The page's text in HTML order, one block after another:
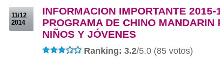
11/12
2014
INFORMACION IMPORTANTE 2015-
PROGRAMA DE CHINO MANDARIN
NIÑOS Y JÓVENES
Ranking: 3.2/5.0 (85 votos)